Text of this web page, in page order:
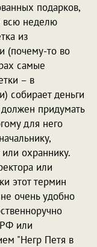
подарков,
всю неделю
из
(почему-то во
самые
– в
собирает деньги
придумать
для него
охраннику.
или
этот термин
очень удобно
или
"Негр Петя в